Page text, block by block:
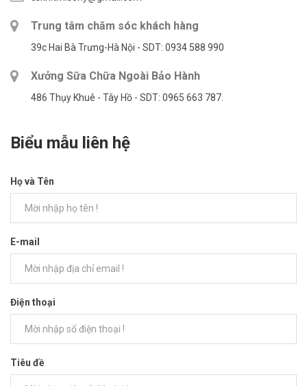
Trung tâm chăm sóc khách hàng
39c Hai Bà Trưng-Hà Nội - SDT: 0934 588 990
Xưởng Sữa Chữa Ngoài Bảo Hành
486 Thụy Khuê - Tây Hồ - SDT: 0965 663 787.
Biểu mẫu liên hệ
Họ và Tên
E-mail
Điện thoại
Tiêu đề